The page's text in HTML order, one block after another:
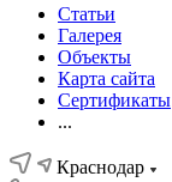
Статьи
Галерея
Объекты
Карта сайта
Сертификаты
...
Краснодар